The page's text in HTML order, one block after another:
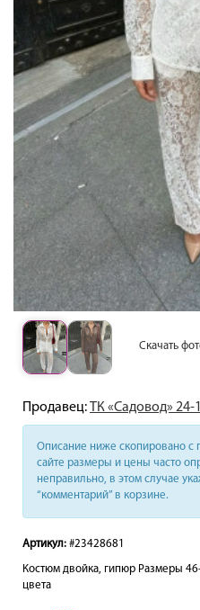
Скачать
Продавец:ТК «Садовод» 24-
Описание ниже скопировано с
сайте размеры и цены часто
неправильно, в этом случае
“комментарий” в корзине.
Артикул: #23428681
Костюм двойка, гипюр Размеры
цвета